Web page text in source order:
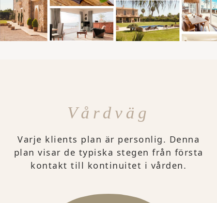
Vårdväg
Varje klients plan är personlig. Denna
plan visar de typiska stegen från första
kontakt till kontinuitet i vården.